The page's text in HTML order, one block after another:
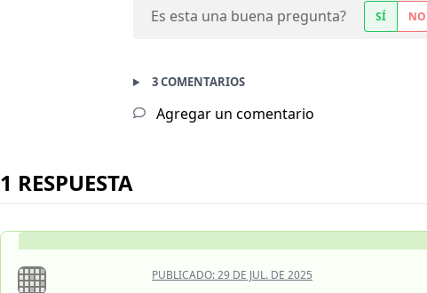
Es esta una buena pregunta? SÍ NO
3 COMENTARIOS
Agregar un comentario
1 RESPUESTA
PUBLICADO:29 DE JUL. DE 2025